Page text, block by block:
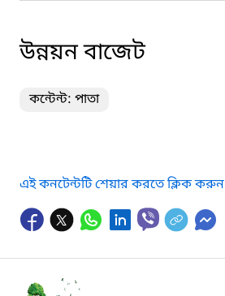
উন্নয়ন বাজেট
কন্টেন্ট: পাতা
এই কনটেন্টটি শেয়ার করতে ক্লিক করুন